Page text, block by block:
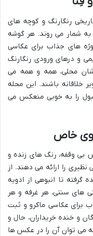
رنگارنگ و کوچه های
شمار می روند. هر گوشه
های جذاب برای عکاسی
و درهای ورودی رنگارنگ
محلی، همه و همه می
خلاقانه باشند. این محله
را به خوبی منعکس می
خاص
بی وقفه، رنگ های زنده و
را ارائه می دهند. از
تا انبوهی از ادویه
های سنتی، هر غرفه و هر
برای عکاسی ماکرو و ثبت
و خنده خریداران، حال و
می توان آن را در عکس ها